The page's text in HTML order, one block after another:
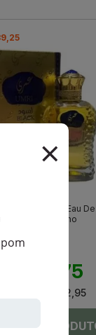
Black Manasik Eau De
Parfum Masculino
R$ 137,75
R$ 22,95